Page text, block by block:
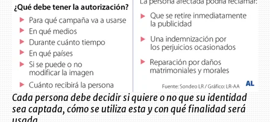
Cada persona debe decidir si quiere o no que su identidad
sea captada, cómo se utiliza esta y con qué finalidad será